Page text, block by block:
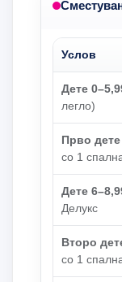
Услов
Дете
легло)
Прво дете
со 1
Дете
Делукс
Второ
со 1